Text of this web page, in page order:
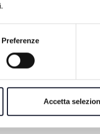
Preferenze
Accetta